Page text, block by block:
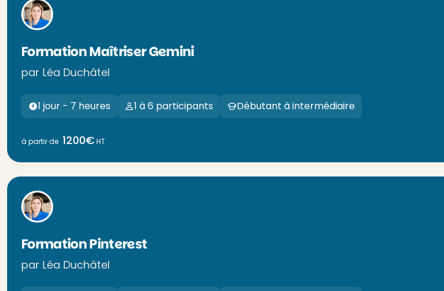
Formation Maîtriser Gemini
par Léa Duchâtel
1 jour - 7 heures 1 à 6 participants Débutant à intermédiaire
à partir de 1200€HT
Formation Pinterest
par Léa Duchâtel